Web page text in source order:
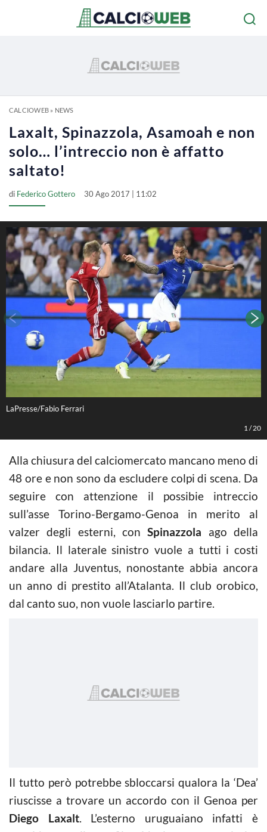
CALCIOWEB» NEWS
Laxalt, Spinazzola, Asamoah e non
solo… l’intreccio non è affatto
saltato!
di Federico Gottero 30 Ago 2017 | 11:02
LaPresse/Fabio Ferrari
1 /20
Alla chiusura del calciomercato mancano meno di
48 ore e non sono da escludere colpi di scena. Da
seguire con attenzione il possibie intreccio
sull’asse Torino-Bergamo-Genoa in merito al
valzer degli esterni, con Spinazzola ago della
bilancia. Il laterale sinistro vuole a tutti i costi
andare alla Juventus, nonostante abbia ancora
un anno di prestito all’Atalanta. Il club orobico,
dal canto suo, non vuole lasciarlo partire.
Il tutto però potrebbe sbloccarsi qualora la ‘Dea’
riuscisse a trovare un accordo con il Genoa per
Diego Laxalt. L’esterno uruguaiano infatti è